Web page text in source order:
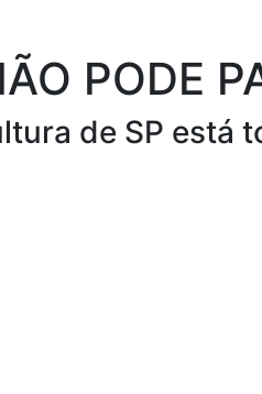
PODE
de SP está